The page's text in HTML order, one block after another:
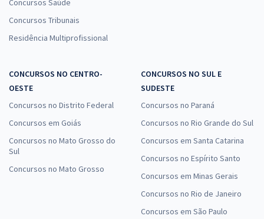
Concursos Saúde
Concursos Tribunais
Residência Multiprofissional
CONCURSOS NO CENTRO-
OESTE
Concursos no Distrito Federal
Concursos em Goiás
Concursos no Mato Grosso do
Sul
Concursos no Mato Grosso
CONCURSOS NO SUL E
SUDESTE
Concursos no Paraná
Concursos no Rio Grande do Sul
Concursos em Santa Catarina
Concursos no Espírito Santo
Concursos em Minas Gerais
Concursos no Rio de Janeiro
Concursos em São Paulo